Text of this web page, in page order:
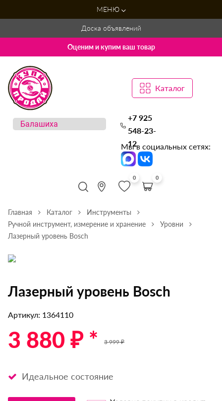
МЕНЮ
Доска объявлений
Оценим и купим ваш товар
Каталог
+7 925
548-23-
12
Мы в социальных сетях:
0 0
Главная Каталог
Инструменты
Ручной инструмент, измерение и хранение
Уровни
Лазерный уровень Bosch
Лазерный уровень Bosch
Артикул: 1364110
3 880 ₽ * 3 999 ₽
Идеальное состояние